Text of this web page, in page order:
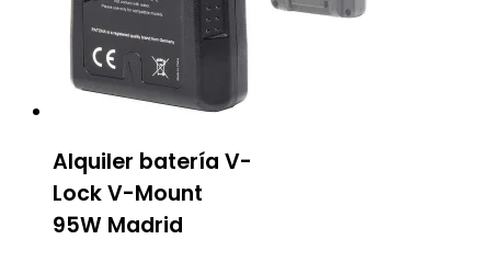
Alquiler batería V-
Lock V-Mount
95W Madrid